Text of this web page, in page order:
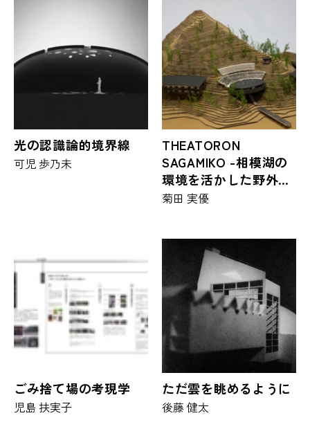
光の認識論的境界線
可児 歩乃未
THEATORON
SAGAMIKO -相模湖の
環境を活かした野外劇
場の提案-
菊田 実優
ごみ捨て場の考現学
児島 扶実子
ただ雲を眺めるように
後藤 健太